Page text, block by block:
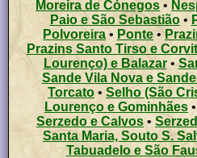
Moreira de Cónegos •
Paio e São Sebastião•
Polvoreira • Ponte •
Prazins Santo Tirso e
Lourenço) e Balazar•
Sande Vila Nova e
Torcato • Selho (São
Lourenço e Gominhães
Serzedo e Calvos •
Santa Maria, Souto S.
Tabuadelo e São